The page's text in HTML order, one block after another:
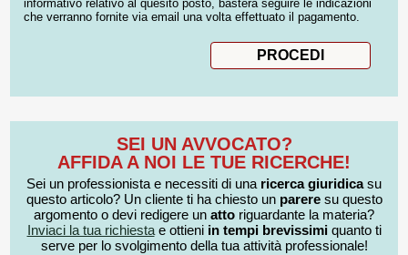
informativo relativo al quesito posto, basterà seguire le indicazioni
che verranno fornite via email una volta effettuato il pagamento.
SEI UN AVVOCATO?
AFFIDA A NOI LE TUE RICERCHE!
Sei un professionista e necessiti di una ricerca giuridicasu
questo articolo? Un cliente ti ha chiesto un pareresu questo
argomento o devi redigere un atto riguardante la materia?
Inviaci la tua richiestae ottieni in tempi brevissimiquanto ti
serve per lo svolgimento della tua attività professionale!